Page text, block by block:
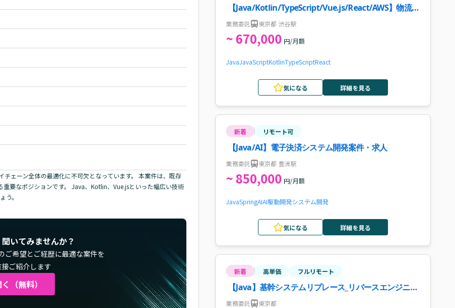
ェーン全体の最適化に不可欠となっています。 本案件は、既存
要なポジションです。 Java、Kotlin、Vue.jsといった幅広い技術
う。
いてみませんか？
ご希望とご経歴に最適な案件を
ご紹介します
（無料）
【Java/Kotlin/TypeScript/Vue.js/React/AWS】物流業
界向けWebサービス新規機能開発・インフラ改善案件
業務委託 東京都 渋谷駅
~ 670,000 円/月額
JavaJavaScriptKotlinTypeScriptReact
気になる 詳細を見る
新着 リモート可
【Java/AI】電子決済システム開発案件・求人
業務委託 東京都 豊洲駅
~ 850,000 円/月額
JavaSpringAIAI駆動開発システム開発
気になる 詳細を見る
新着 高単価 フルリモート
【Java】基幹システムリプレース_リバースエンジニア
リング推進案件・求人
業務委託 東京都